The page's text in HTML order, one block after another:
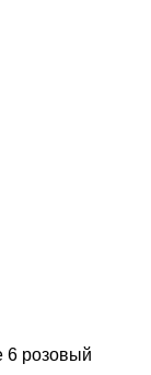
6 розовый